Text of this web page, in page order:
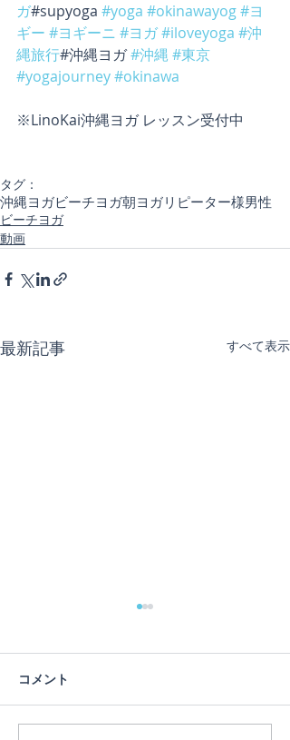
ガ#supyoga #yoga #okinawayog#ヨ
ギー #ヨギーニ #ヨガ#iloveyoga #沖
縄旅行#沖縄ヨガ #沖縄 #東京
#yogajourney#okinawa
※LinoKai沖縄ヨガ レッスン受付中
タグ：
沖縄ヨガビーチヨガ朝ヨガリピーター様男性
ビーチヨガ
動画
最新記事 すべて表示
蓮の花
コメント